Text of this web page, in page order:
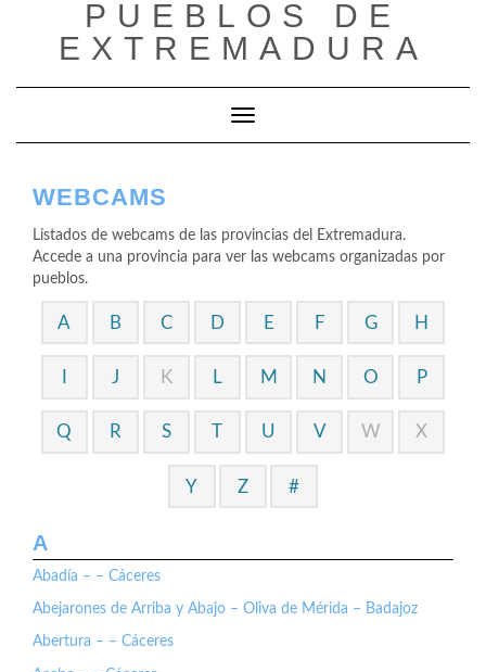
contenido
PUEBLOS DE
EXTREMADURA
Cambiar modo de navegación
WEBCAMS
Listados de webcams de las provincias del Extremadura.
Accede a una provincia para ver las webcams organizadas por
pueblos.
A B C D E F G H
J K L M N O P
Q R S T U V W X
Y Z #
A
Abadía – – Cáceres
Abejarones de Arriba y Abajo – Oliva de Mérida – Badajoz
Abertura – – Cáceres